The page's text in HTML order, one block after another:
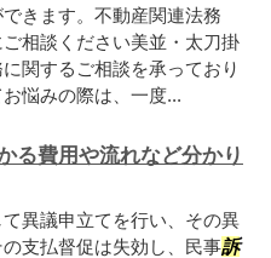
きます。不動産関連法務
相談ください美並・太刀掛
関するご相談を承っており
悩みの際は、一度...
る費用や流れなど分かり
異議申立てを行い、その異
支払督促は失効し、民事訴